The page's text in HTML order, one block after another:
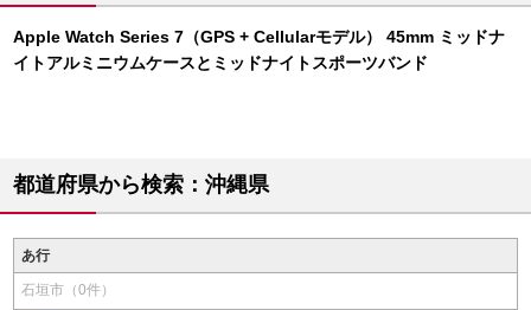
Apple Watch Series 7（GPS + Cellularモデル） 45mm ミッドナ
イトアルミニウムケースとミッドナイトスポーツバンド
都道府県から検索：沖縄県
あ行
石垣市（0件）